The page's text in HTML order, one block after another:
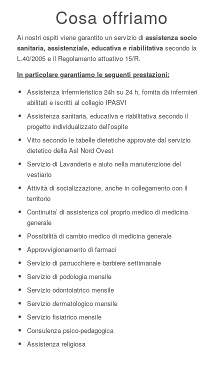
Cosa offriamo
Ai nostri ospiti viene garantito un servizio di assistenza socio
sanitaria, assistenziale, educativa e riabilitativasecondo la
L.40/2005 e il Regolamento attuativo 15/R.
In particolare garantiamo le seguenti prestazioni:
Assistenza infermieristica 24h su 24 h, fornita da infermieri
abilitati e iscritti al collegio IPASVI
Assistenza sanitaria, educativa e riabilitativa secondo il
progetto individualizzato dell’ospite
Vitto secondo le tabelle dietetiche approvate dal servizio
dietetico della Asl Nord Ovest
Servizio di Lavanderia e aiuto nella manutenzione del
vestiario
Attività di socializzazione, anche in collegamento con il
territorio
Continuita’ di assistenza col proprio medico di medicina
generale
Possibilità di cambio medico di medicina generale
Approvvigionamento di farmaci
Servizio di parrucchiere e barbiere settimanale
Servizio di podologia mensile
Servizio odontoiatrico mensile
Servizio dermatologico mensile
Servizio fisiatrico mensile
Consulenza psico-pedagogica
Assistenza religiosa